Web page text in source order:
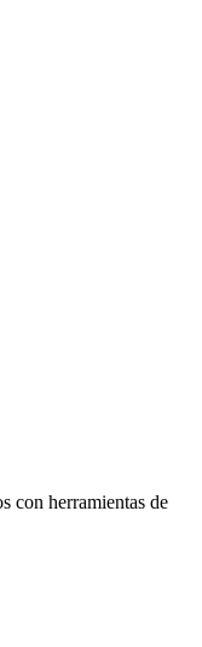
con herramientas de